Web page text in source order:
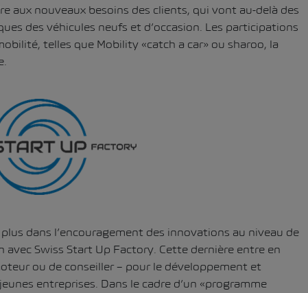
aux nouveaux besoins des clients, qui vont au-delà des
des véhicules neufs et d’occasion. Les participations
telles que Mobility «catch a car» ou sharoo, la
dans l’encouragement des innovations au niveau de
Swiss Start Up Factory. Cette dernière entre en
ou de conseiller – pour le développement et
entreprises. Dans le cadre d’un «programme